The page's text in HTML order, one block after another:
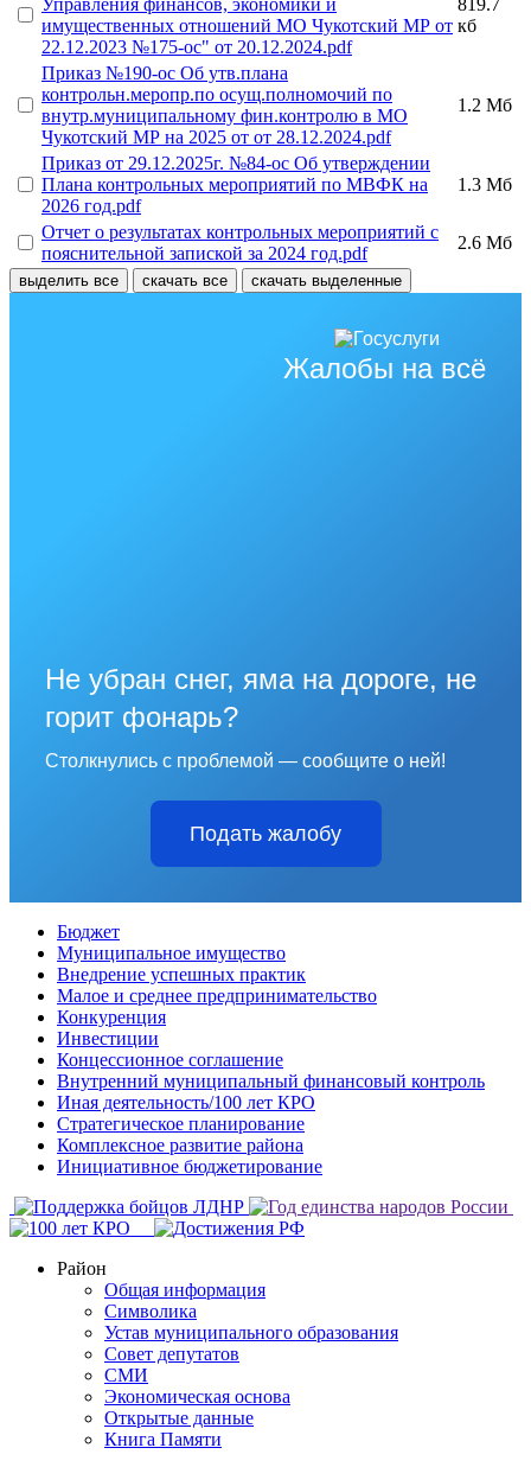
имущественных отношений МО Чукотский МР от
22.12.2023 №175-ос" от 20.12.2024.pdf
кб
Приказ №190-ос Об утв.плана
контрольн.меропр.по осущ.полномочий по
внутр.муниципальному фин.контролю в МО
Чукотский МР на 2025 от от 28.12.2024.pdf
1.2 Мб
Приказ от 29.12.2025г. №84-ос Об утверждении
Плана контрольных мероприятий по МВФК на
2026 год.pdf
1.3 Мб
Отчет о результатах контрольных мероприятий с
пояснительной запиской за 2024 год.pdf
2.6 Мб
выделить все скачать все скачать выделенные
Жалобы на всё
Не убран снег, яма на дороге, не
горит фонарь?
Столкнулись с проблемой — сообщите о ней!
Подать жалобу
Бюджет
Муниципальное имущество
Внедрение успешных практик
Малое и среднее предпринимательство
Конкуренция
Инвестиции
Концессионное соглашение
Внутренний муниципальный финансовый контроль
Иная деятельность/100 лет КРО
Стратегическое планирование
Комплексное развитие района
Инициативное бюджетирование
Район
Общая информация
Символика
Устав муниципального образования
Совет депутатов
СМИ
Экономическая основа
Открытые данные
Книга Памяти